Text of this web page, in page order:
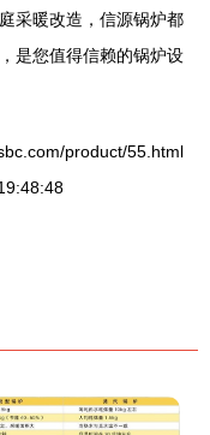
采暖改造，信源锅炉都
是您值得信赖的锅炉设
product/55.html